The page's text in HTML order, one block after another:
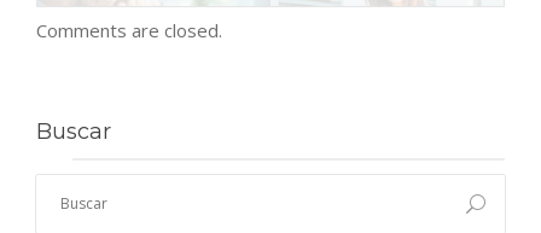
Comments are closed.
Buscar